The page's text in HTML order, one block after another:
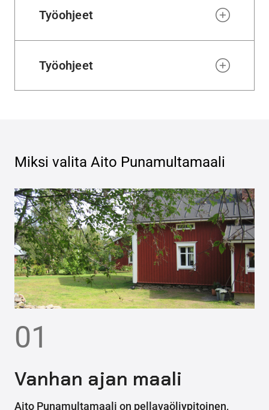
Työohjeet
Työohjeet
Miksi valita Aito Punamultamaali
01
Vanhan ajan maali
Aito Punamultamaali on pellavaöljypitoinen,